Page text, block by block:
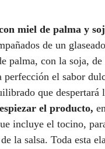
miel de palma y
de un
palma, con la soja,
el sabor
que despertará
el producto,
incluye el tocino,
la salsa. Toda esta